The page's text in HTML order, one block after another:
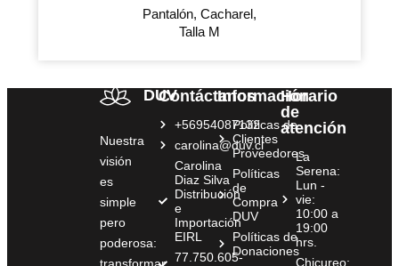
Pantalón, Cacharel,
Talla M
DUV
Nuestra
visión
es
simple
pero
poderosa:
Contáctanos
+56954087132
carolina@duv.cl
Carolina
Diaz Silva
Distribución
e
Importación
EIRL
77.750.605-
Información
Políticas de
Clientes
Proveedores
Políticas
de
Compra
DUV
Políticas de
Donaciones
Horario
de
atención
La
Serena:
Lun -
vie:
10:00 a
19:00
hrs.
Chicureo: